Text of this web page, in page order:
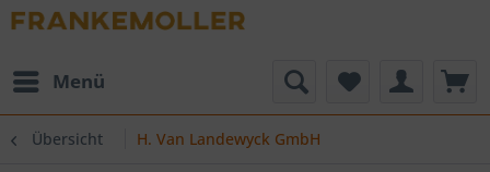
Menü
Übersicht H. Van Landewyck GmbH